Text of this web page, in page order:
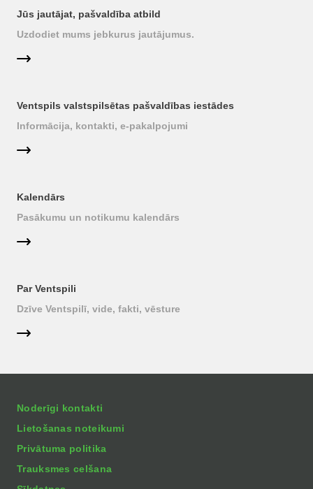
Jūs jautājat, pašvaldība atbild
Uzdodiet mums jebkurus jautājumus.
Ventspils valstspilsētas pašvaldības iestādes
Informācija, kontakti, e-pakalpojumi
Kalendārs
Pasākumu un notikumu kalendārs
Par Ventspili
Dzīve Ventspilī, vide, fakti, vēsture
Noderīgi kontakti
Lietošanas noteikumi
Privātuma politika
Trauksmes celšana